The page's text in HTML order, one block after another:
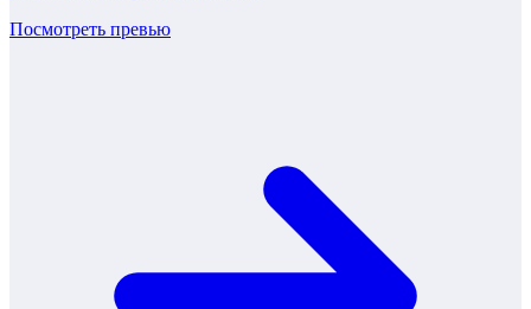
Посмотреть превью